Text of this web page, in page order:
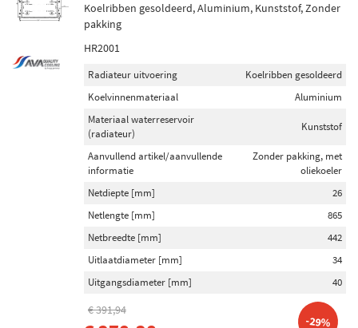
Koelribben gesoldeerd, Aluminium, Kunststof, Zonder
pakking
HR2001
Radiateur uitvoering
Koelribben gesoldeerd
Koelvinnenmateriaal
Aluminium
Materiaal waterreservoir
(radiateur)
Kunststof
Aanvullend artikel/aanvullende
informatie
Zonder pakking, met
oliekoeler
Netdiepte [mm]
26
Netlengte [mm]
865
Netbreedte [mm]
442
Uitlaatdiameter [mm]
34
Uitgangsdiameter [mm]
40
€ 391,94
-29%